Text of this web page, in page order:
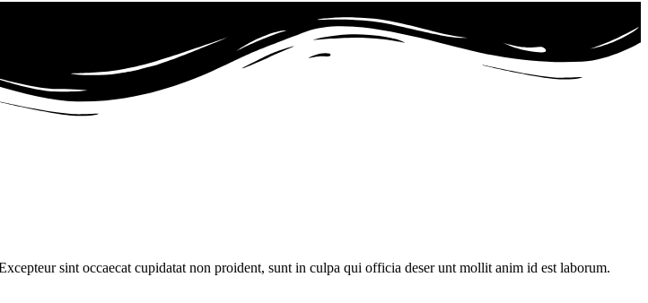
sint occaecat cupidatat non proident, sunt in culpa qui officia deser unt mollit anim id est laborum.